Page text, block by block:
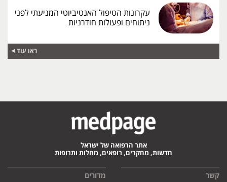
עקרונות הטיפול האנטיביוטי המניעתי לפני
ניתוחים ופעולות חודרניות
ראו עוד
אתר הרפואה של ישראל
חדשות, מחקרים, רופאים, מחלות ותרופות
קשר מדורים